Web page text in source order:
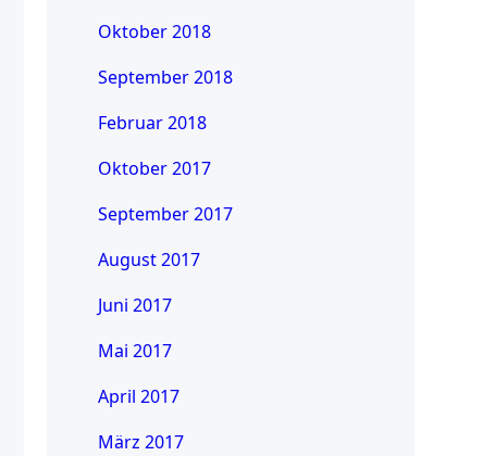
Oktober 2018
September 2018
Februar 2018
Oktober 2017
September 2017
August 2017
Juni 2017
Mai 2017
April 2017
März 2017